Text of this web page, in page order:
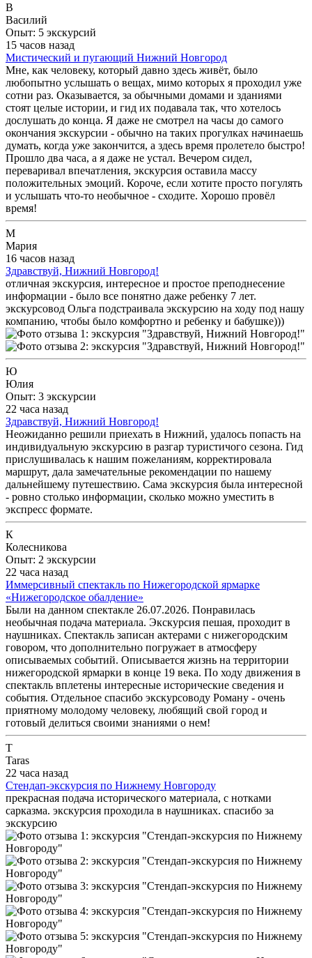
В
Василий
Опыт: 5 экскурсий
15 часов назад
Мистический и пугающий Нижний Новгород
Мне, как человеку, который давно здесь живёт, было
любопытно услышать о вещах, мимо которых я проходил уже
сотни раз. Оказывается, за обычными домами и зданиями
стоят целые истории, и гид их подавала так, что хотелось
дослушать до конца. Я даже не смотрел на часы до самого
окончания экскурсии - обычно на таких прогулках начинаешь
думать, когда уже закончится, а здесь время пролетело быстро!
Прошло два часа, а я даже не устал. Вечером сидел,
переваривал впечатления, экскурсия оставила массу
положительных эмоций. Короче, если хотите просто погулять
и услышать что-то необычное - сходите. Хорошо провёл
время!
М
Мария
16 часов назад
Здравствуй, Нижний Новгород!
отличная экскурсия, интересное и простое преподнесение
информации - было все понятно даже ребенку 7 лет.
экскурсовод Ольга подстраивала экскурсию на ходу под нашу
компанию, чтобы было комфортно и ребенку и бабушке)))
Ю
Юлия
Опыт: 3 экскурсии
22 часа назад
Здравствуй, Нижний Новгород!
Неожиданно решили приехать в Нижний, удалось попасть на
индивидуальную экскурсию в разгар туристичого сезона. Гид
прислушивалась к нашим пожеланиям, корректировала
маршрут, дала замечательные рекомендации по нашему
дальнейшему путешествию. Сама экскурсия была интересной
- ровно столько информации, сколько можно уместить в
экспресс формате.
К
Колесникова
Опыт: 2 экскурсии
22 часа назад
Иммерсивный спектакль по Нижегородской ярмарке
«Нижегородское обалдение»
Были на данном спектакле 26.07.2026. Понравилась
необычная подача материала. Экскурсия пешая, проходит в
наушниках. Спектакль записан актерами с нижегородским
говором, что дополнительно погружает в атмосферу
описываемых событий. Описывается жизнь на территории
нижегородской ярмарки в конце 19 века. По ходу движения в
спектакль вплетены интересные исторические сведения и
события. Отдельное спасибо экскурсоводу Роману - очень
приятному молодому человеку, любящий свой город и
готовый делиться своими знаниями о нем!
T
Taras
22 часа назад
Стендап-экскурсия по Нижнему Новгороду
прекрасная подача исторического материала, с нотками
сарказма. экскурсия проходила в наушниках. спасибо за
экскурсию